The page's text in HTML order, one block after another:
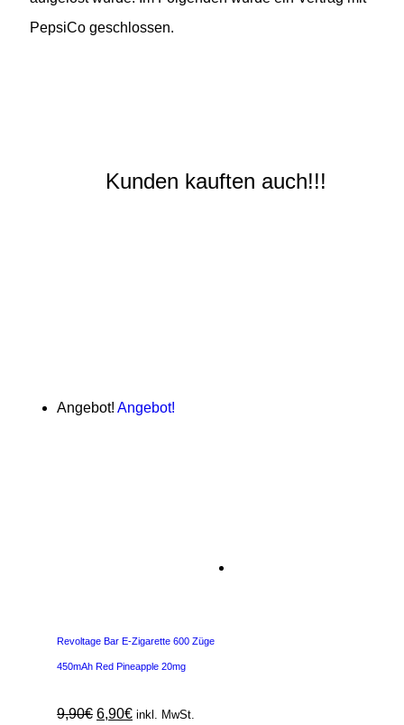
PepsiCo geschlossen.
Kunden kauften auch!!!
Angebot! Angebot!
Revoltage Bar E-Zigarette 600 Züge
450mAh Red Pineapple 20mg
9,90€ 6,90€ inkl. MwSt.